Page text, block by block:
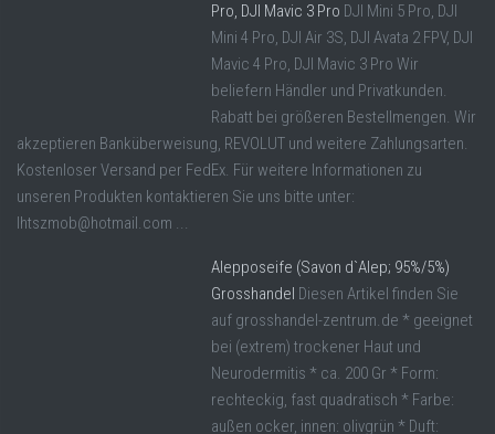
Pro, DJI Mavic 3 Pro DJI Mini 5 Pro, DJI
Mini 4 Pro, DJI Air 3S, DJI Avata 2 FPV, DJI
Mavic 4 Pro, DJI Mavic 3 Pro Wir
beliefern Händler und Privatkunden.
Rabatt bei größeren Bestellmengen. Wir
akzeptieren Banküberweisung, REVOLUT und weitere Zahlungsarten.
Kostenloser Versand per FedEx. Für weitere Informationen zu
unseren Produkten kontaktieren Sie uns bitte unter:
lhtszmob@hotmail.com ...
Alepposeife (Savon d`Alep; 95%/5%)
Grosshandel Diesen Artikel finden Sie
auf grosshandel-zentrum.de * geeignet
bei (extrem) trockener Haut und
Neurodermitis * ca. 200 Gr * Form:
rechteckig, fast quadratisch * Farbe:
außen ocker, innen: olivgrün * Duft: